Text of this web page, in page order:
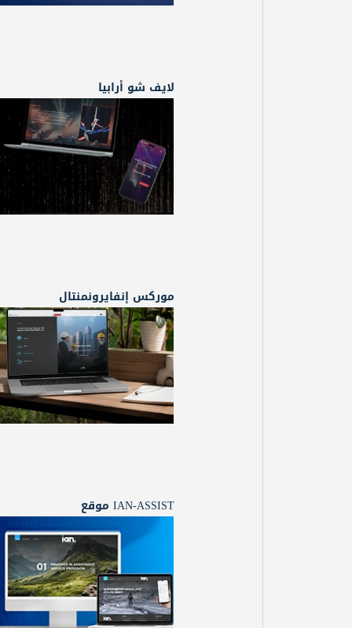
لايف شو أرابيا
موركس إنفايرونمنتال
IAN-ASSIST موقع